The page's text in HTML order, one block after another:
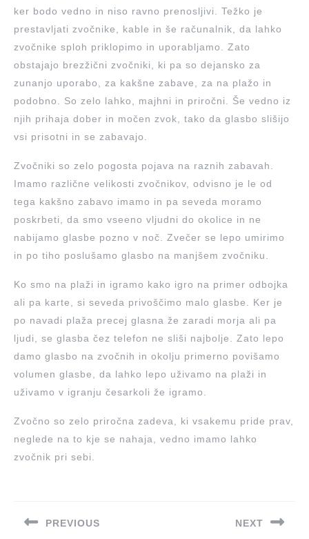
ker bodo vedno in niso ravno prenosljivi. Težko je
prestavljati zvočnike, kable in še računalnik, da lahko
zvočnike sploh priklopimo in uporabljamo. Zato
obstajajo brezžični zvočniki, ki pa so dejansko za
zunanjo uporabo, za kakšne zabave, za na plažo in
podobno. So zelo lahko, majhni in priročni. Še vedno iz
njih prihaja dober in močen zvok, tako da glasbo slišijo
vsi prisotni in se zabavajo.
Zvočniki so zelo pogosta pojava na raznih zabavah.
Imamo različne velikosti zvočnikov, odvisno je le od
tega kakšno zabavo imamo in pa seveda moramo
poskrbeti, da smo vseeno vljudni do okolice in ne
nabijamo glasbe pozno v noč. Zvečer se lepo umirimo
in po tiho poslušamo glasbo na manjšem zvočniku.
Ko smo na plaži in igramo kako igro na primer odbojka
ali pa karte, si seveda privoščimo malo glasbe. Ker je
po navadi plaža precej glasna že zaradi morja ali pa
ljudi, se glasba čez telefon ne sliši najbolje. Zato lepo
damo glasbo na zvočnih in okolju primerno povišamo
volumen glasbe, da lahko lepo uživamo na plaži in
uživamo v igranju česarkoli že igramo.
Zvočno so zelo priročna zadeva, ki vsakemu pride prav,
neglede na to kje se nahaja, vedno imamo lahko
zvočnik pri sebi.
PREVIOUS NEXT